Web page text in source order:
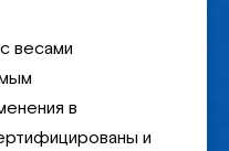
весами
в
и